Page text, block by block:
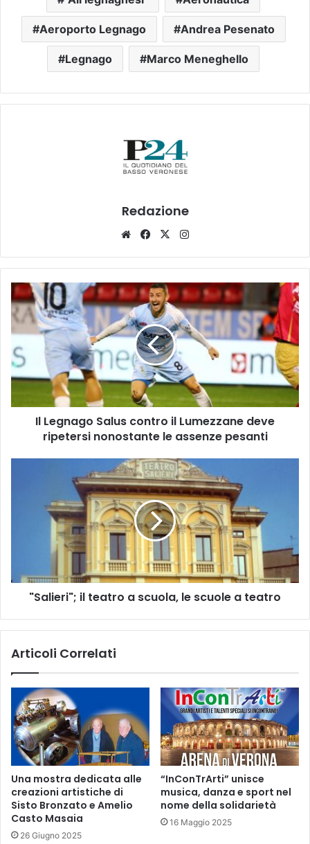
Aeroporto Legnago Andrea Pesenato
Legnago Marco Meneghello
Redazione
WebsiteFacebook
X
Il
Legnago
Salus
contro
il
Lumezzane
deve
nonostante
assenze
Il Legnago Salus contro il Lumezzane deve
ripetersi nonostante le assenze pesanti
teatro
"Salieri"; il teatro a scuola, le scuole a teatro
Articoli Correlati
Una mostra dedicata alle
creazioni artistiche di
Sisto Bronzato e Amelio
Casto Masaia
26 Giugno 2025
“InConTrArti” unisce
musica, danza e sport nel
nome della solidarietà
16 Maggio 2025